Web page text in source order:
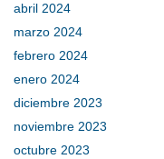
abril 2024
marzo 2024
febrero 2024
enero 2024
diciembre 2023
noviembre 2023
octubre 2023